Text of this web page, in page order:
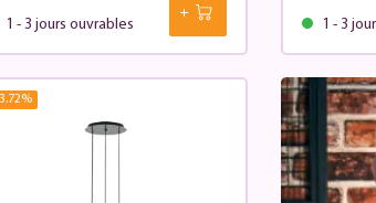
1 - 3 jours ouvrables 1 - 3
%